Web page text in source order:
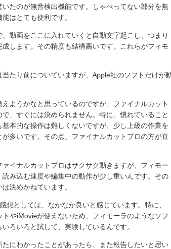
たのが無音検出機能です。しゃべってない部分を無
はとても便利です。
動画をここに入れていくと自動文字起こし、つまり
します。その精度も結構高いです。これらがフィモ
たり前についていますが、Apple社のソフトだけが
ようかなと思っているのですが、ファイナルカット
、すぐには決められません。特に、慣れていること
本的な操作は難しくないですが、少し上級の作業を
多いです。その点、ファイナルカットプロの方が直
イナルカットプロはサクサク動きますが、フィモー
み込む速度や編集中の動作が少し重いんです。その
決めかねています。
想としては、なかなか良いと感じています。特に、
やiMovieが使えないため、フィモーラのようなソフ
ろいろと試して、実験しているんです。
にわかったことがあったら、また報告したいと思い